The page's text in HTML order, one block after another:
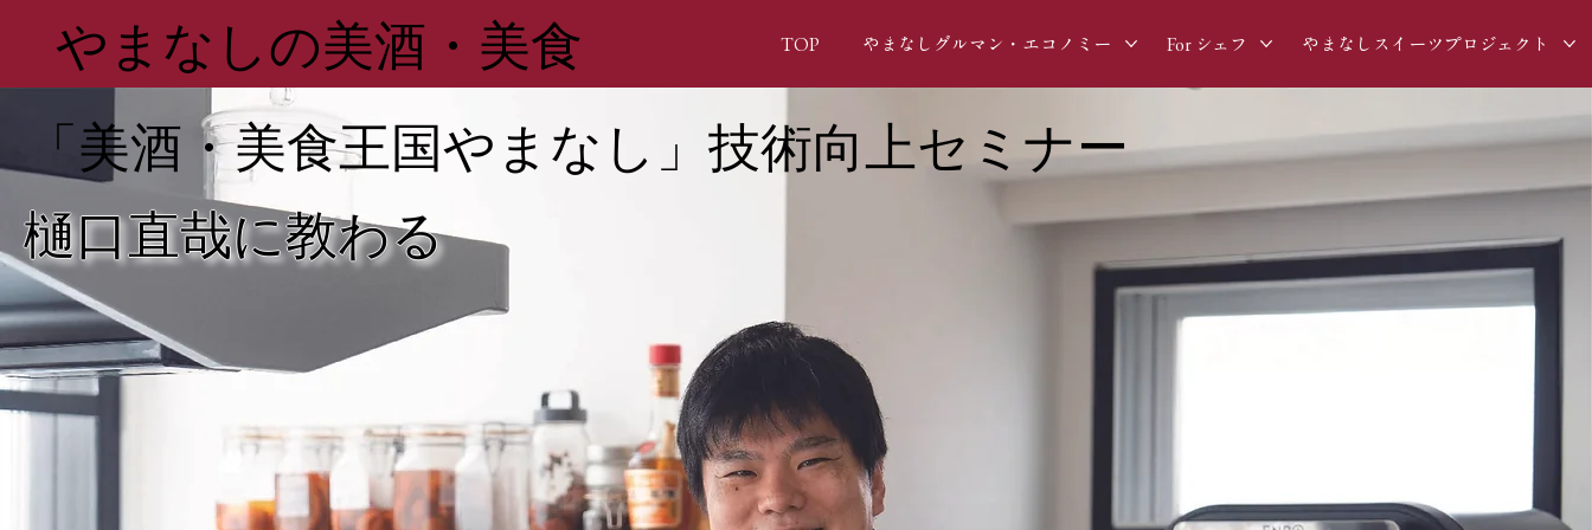
​やまなしの美酒・美食 TOP やまなしグルマン・エコノミー For シェフ やまなしスイーツプロジェクト
「美酒・美食王国やまなし」技術向上セミナー
樋口直哉に教わる